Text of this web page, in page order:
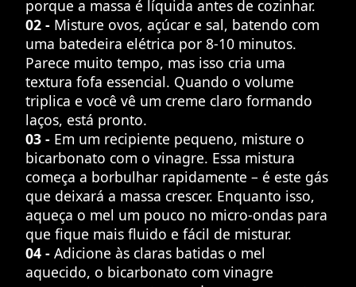
porque a massa é líquida antes de cozinhar.
02 - Misture ovos, açúcar e sal, batendo com
uma batedeira elétrica por 8-10 minutos.
Parece muito tempo, mas isso cria uma
textura fofa essencial. Quando o volume
triplica e você vê um creme claro formando
laços, está pronto.
03 - Em um recipiente pequeno, misture o
bicarbonato com o vinagre. Essa mistura
começa a borbulhar rapidamente – é este gás
que deixará a massa crescer. Enquanto isso,
aqueça o mel um pouco no micro-ondas para
que fique mais fluido e fácil de misturar.
04 - Adicione às claras batidas o mel
aquecido, o bicarbonato com vinagre